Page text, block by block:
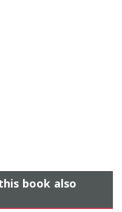
book also